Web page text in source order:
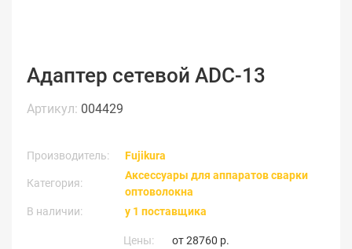
Адаптер сетевой ADC-13
Артикул: 004429
Производитель: Fujikura
Категория:
Аксессуары для аппаратов сварки
оптоволокна
В наличии:
у 1 поставщика
Цены: от28760 р.